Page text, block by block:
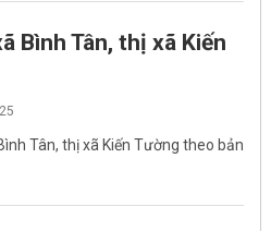
Bình Tân, thị xã Kiến
Tân, thị xã Kiến Tường theo bản